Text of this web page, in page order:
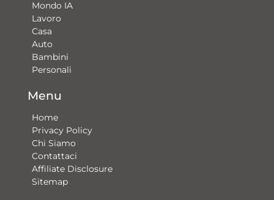
Mondo IA
Lavoro
Casa
Auto
Bambini
Personali
Menu
Home
Privacy Policy
Chi Siamo
Contattaci​
Affiliate Disclosure
Sitemap